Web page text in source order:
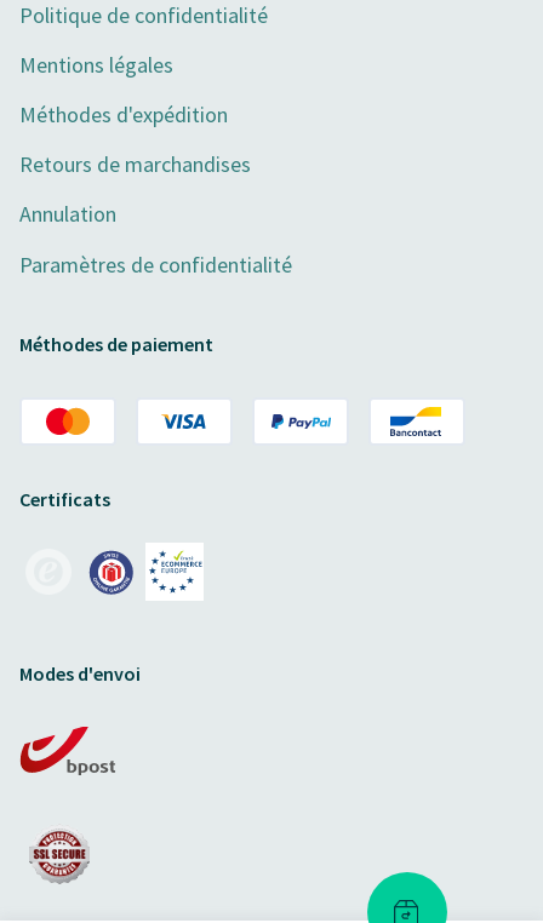
Politique de confidentialité
Mentions légales
Méthodes d'expédition
Retours de marchandises
Annulation
Paramètres de confidentialité
Méthodes de paiement
Certificats
Modes d'envoi